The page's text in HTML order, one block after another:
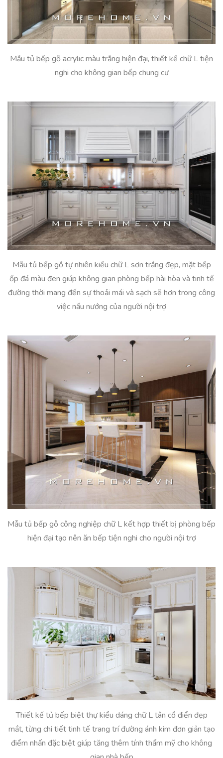
Mẫu tủ bếp gỗ acrylic màu trắng hiện đại, thiết kế chữ L tiện
nghi cho không gian bếp chung cư
Mẫu tủ bếp gỗ tự nhiên kiểu chữ L sơn trắng đẹp, mặt bếp
ốp đá màu đen giúp không gian phòng bếp hài hòa và tinh tế
đường thời mang đến sự thoải mái và sạch sẽ hơn trong công
việc nấu nướng của người nội trợ
Mẫu tủ bếp gỗ công nghiệp chữ L kết hợp thiết bị phòng bếp
hiện đại tạo nên ăn bếp tiện nghi cho người nội trợ
Thiết kế tủ bếp biệt thự kiểu dáng chữ L tân cổ điển đẹp
mắt, từng chi tiết tinh tế trang trí đường ánh kim đơn giản tạo
điểm nhấn đặc biệt giúp tăng thêm tính thẩm mỹ cho không